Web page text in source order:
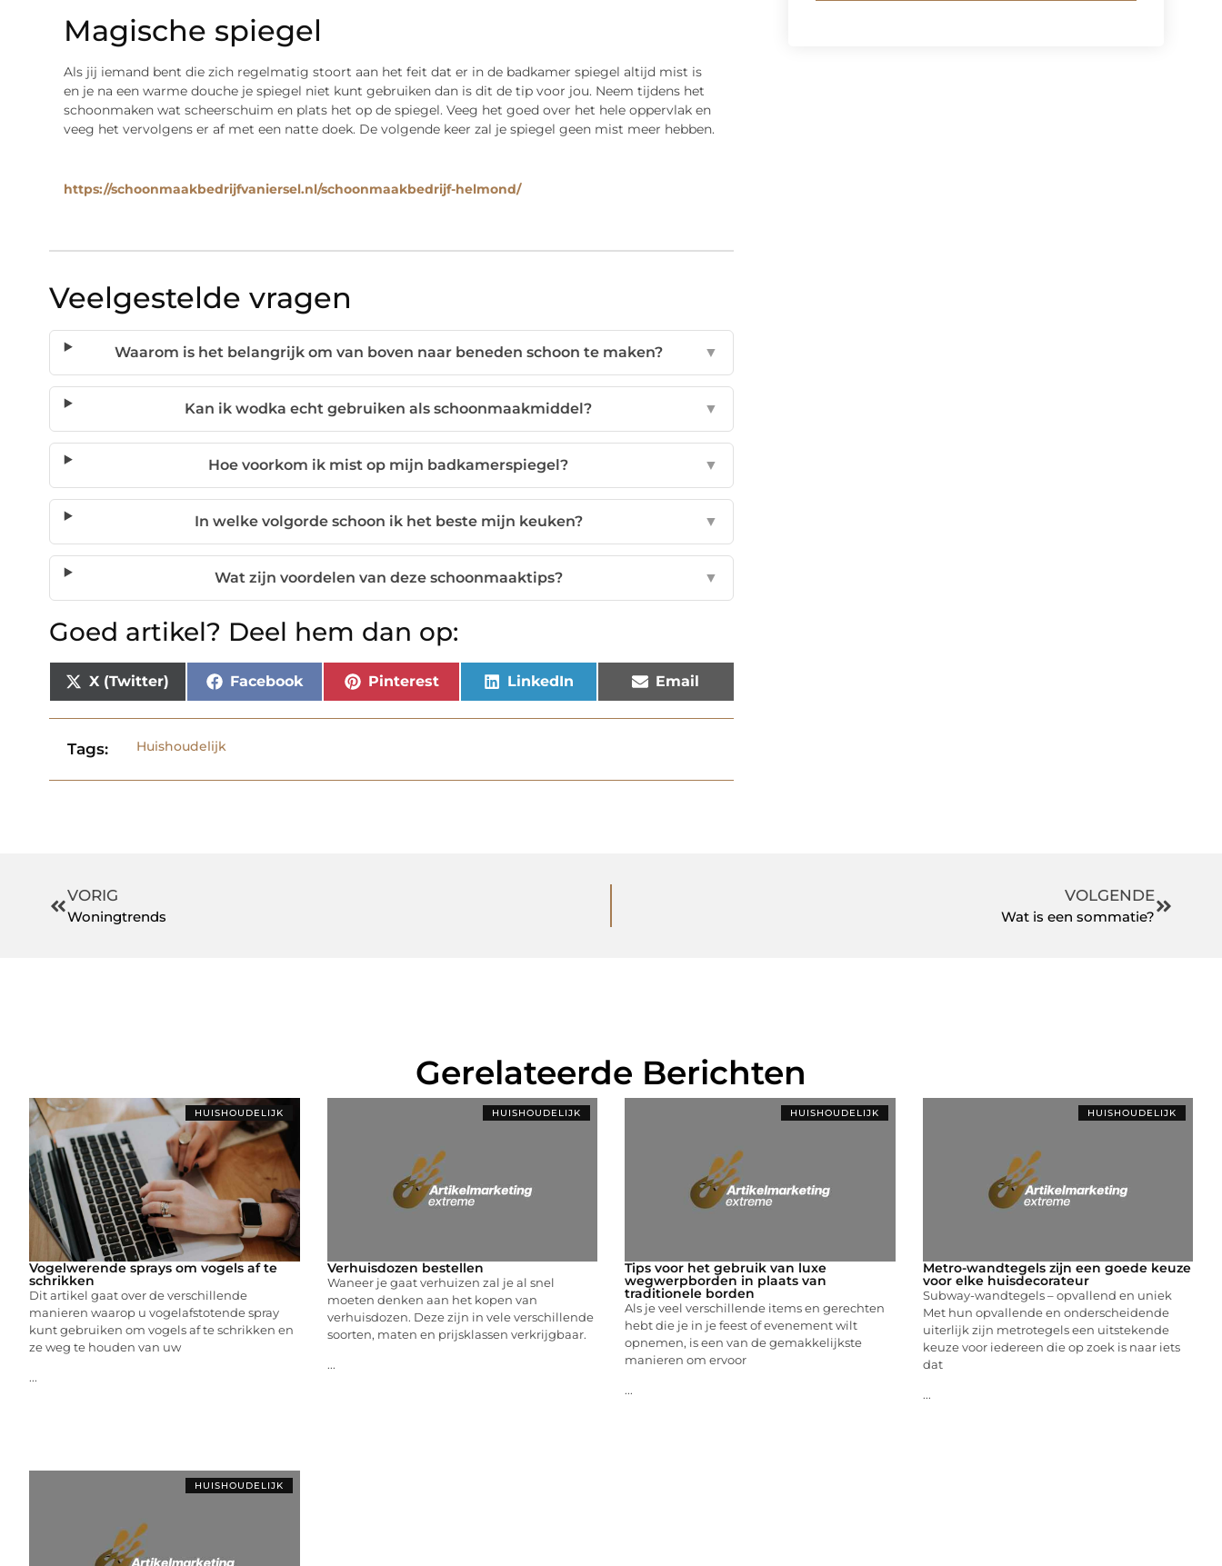
Magische spiegel
Als jij iemand bent die zich regelmatig stoort aan het feit dat er in de badkamer spiegel altijd mist is
en je na een warme douche je spiegel niet kunt gebruiken dan is dit de tip voor jou. Neem tijdens het
schoonmaken wat scheerschuim en plats het op de spiegel. Veeg het goed over het hele oppervlak en
veeg het vervolgens er af met een natte doek. De volgende keer zal je spiegel geen mist meer hebben.
https://schoonmaakbedrijfvaniersel.nl/schoonmaakbedrijf-helmond/
Veelgestelde vragen
Waarom is het belangrijk om van boven naar beneden schoon te maken? ▼
Kan ik wodka echt gebruiken als schoonmaakmiddel? ▼
Hoe voorkom ik mist op mijn badkamerspiegel? ▼
In welke volgorde schoon ik het beste mijn keuken? ▼
Wat zijn voordelen van deze schoonmaaktips? ▼
Goed artikel? Deel hem dan op:
X (Twitter) Facebook Pinterest LinkedIn Email
Tags: Huishoudelijk
VORIG
Woningtrends
VOLGENDE
Wat is een sommatie?
Gerelateerde Berichten
HUISHOUDELIJK
Vogelwerende sprays om vogels af te
schrikken
Dit artikel gaat over de verschillende
manieren waarop u vogelafstotende spray
kunt gebruiken om vogels af te schrikken en
ze weg te houden van uw
...
HUISHOUDELIJK
Verhuisdozen bestellen
Waneer je gaat verhuizen zal je al snel
moeten denken aan het kopen van
verhuisdozen. Deze zijn in vele verschillende
soorten, maten en prijsklassen verkrijgbaar.
...
HUISHOUDELIJK
Tips voor het gebruik van luxe
wegwerpborden in plaats van
traditionele borden
Als je veel verschillende items en gerechten
hebt die je in je feest of evenement wilt
opnemen, is een van de gemakkelijkste
manieren om ervoor
...
HUISHOUDELIJK
Metro-wandtegels zijn een goede keuze
voor elke huisdecorateur
Subway-wandtegels – opvallend en uniek
Met hun opvallende en onderscheidende
uiterlijk zijn metrotegels een uitstekende
keuze voor iedereen die op zoek is naar iets
dat
...
HUISHOUDELIJK